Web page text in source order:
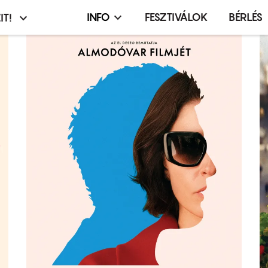
Infó,
esemény,
terembérlés
menü
INFO FESZTIVÁLOK BÉRLÉS